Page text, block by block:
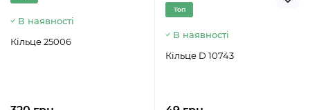
В наявності
Кільце 25006
Топ
В наявності
Кільце D 10743